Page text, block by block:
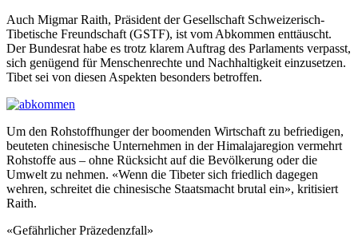
Auch Migmar Raith, Präsident der Gesellschaft Schweizerisch-
Tibetische Freundschaft (GSTF), ist vom Abkommen enttäuscht.
Der Bundesrat habe es trotz klarem Auftrag des Parlaments verpasst,
sich genügend für Menschenrechte und Nachhaltigkeit einzusetzen.
Tibet sei von diesen Aspekten besonders betroffen.
Um den Rohstoffhunger der boomenden Wirtschaft zu befriedigen,
beuteten chinesische Unternehmen in der Himalajaregion vermehrt
Rohstoffe aus – ohne Rücksicht auf die Bevölkerung oder die
Umwelt zu nehmen. «Wenn die Tibeter sich friedlich dagegen
wehren, schreitet die chinesische Staatsmacht brutal ein», kritisiert
Raith.
«Gefährlicher Präzedenzfall»